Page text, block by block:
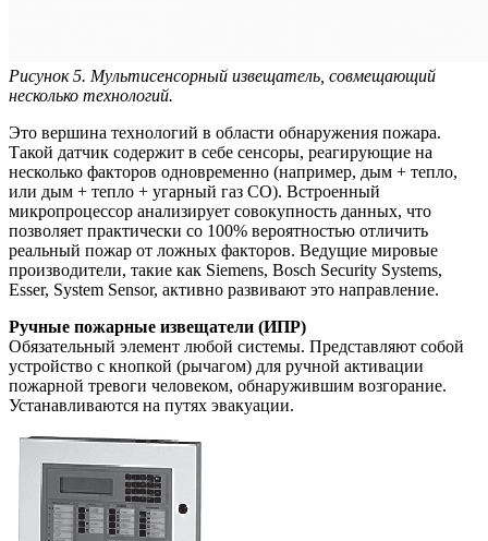
Рисунок 5. Мультисенсорный извещатель, совмещающий
несколько технологий.
Это вершина технологий в области обнаружения пожара.
Такой датчик содержит в себе сенсоры, реагирующие на
несколько факторов одновременно (например, дым + тепло,
или дым + тепло + угарный газ CO). Встроенный
микропроцессор анализирует совокупность данных, что
позволяет практически со 100% вероятностью отличить
реальный пожар от ложных факторов. Ведущие мировые
производители, такие как Siemens, Bosch Security Systems,
Esser, System Sensor, активно развивают это направление.
Ручные пожарные извещатели (ИПР)
Обязательный элемент любой системы. Представляют собой
устройство с кнопкой (рычагом) для ручной активации
пожарной тревоги человеком, обнаружившим возгорание.
Устанавливаются на путях эвакуации.